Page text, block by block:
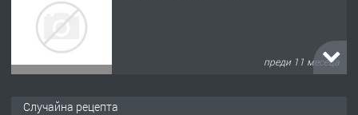
преди 11 месеца
Случайна рецепта